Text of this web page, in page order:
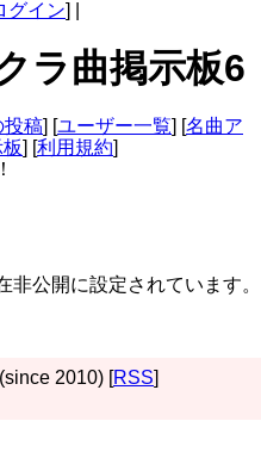
グイン] |
ラ曲掲示板6
投稿] [ユーザー一覧] [名曲ア
] [利用規約]
公開に設定されています。
(since 2010) [RSS]